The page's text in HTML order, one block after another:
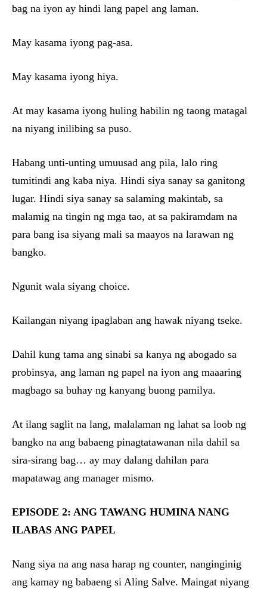
bag na iyon ay hindi lang papel ang laman.
May kasama iyong pag-asa.
May kasama iyong hiya.
At may kasama iyong huling habilin ng taong matagal
na niyang inilibing sa puso.
Habang unti-unting umuusad ang pila, lalo ring
tumitindi ang kaba niya. Hindi siya sanay sa ganitong
lugar. Hindi siya sanay sa salaming makintab, sa
malamig na tingin ng mga tao, at sa pakiramdam na
para bang isa siyang mali sa maayos na larawan ng
bangko.
Ngunit wala siyang choice.
Kailangan niyang ipaglaban ang hawak niyang tseke.
Dahil kung tama ang sinabi sa kanya ng abogado sa
probinsya, ang laman ng papel na iyon ang maaaring
magbago sa buhay ng kanyang buong pamilya.
At ilang saglit na lang, malalaman ng lahat sa loob ng
bangko na ang babaeng pinagtatawanan nila dahil sa
sira-sirang bag… ay may dalang dahilan para
mapatawag ang manager mismo.
EPISODE 2: ANG TAWANG HUMINA NANG
ILABAS ANG PAPEL
Nang siya na ang nasa harap ng counter, nanginginig
ang kamay ng babaeng si Aling Salve. Maingat niyang